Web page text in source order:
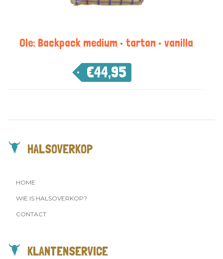
Ole: Backpack medium • tartan • vanilla
€44,95
HALSOVERKOP
HOME
WIE IS HALSOVERKOP?
CONTACT
KLANTENSERVICE